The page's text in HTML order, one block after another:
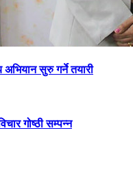
अभियान सुरु गर्ने तयारी
गोष्ठी सम्पन्न